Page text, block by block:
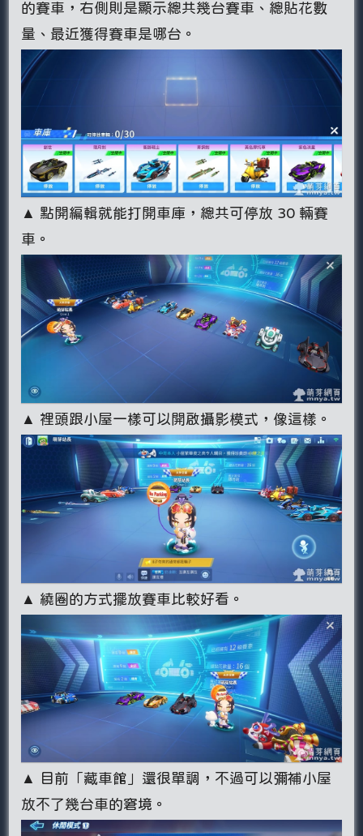
的賽車，右側則是顯示總共幾台賽車、總貼花數
量、最近獲得賽車是哪台。
▲ 點開編輯就能打開車庫，總共可停放 30 輛賽
車。
▲ 裡頭跟小屋一樣可以開啟攝影模式，像這樣。
▲ 繞圈的方式擺放賽車比較好看。
▲ 目前「藏車館」還很單調，不過可以彌補小屋
放不了幾台車的窘境。